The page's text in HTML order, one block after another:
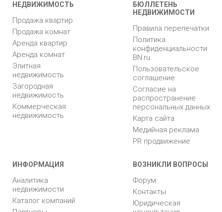
НЕДВИЖИМОСТЬ
Продажа квартир
Продажа комнат
Аренда квартир
Аренда комнат
Элитная
недвижимость
Загородная
недвижимость
Коммерческая
недвижимость
БЮЛЛЕТЕНЬ
НЕДВИЖИМОСТИ
Правила перепечатки
Политика
конфиденциальности
BN.ru
Пользовательское
соглашение
Согласие на
распространение
персональных данных
Карта сайта
Медийная реклама
PR продвижение
ИНФОРМАЦИЯ
Аналитика
недвижимости
Каталог компаний
ВОЗНИКЛИ ВОПРОСЫ
Форум
Контакты
Юридическая